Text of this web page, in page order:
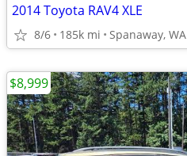
2014 Toyota RAV4 XLE
8/6 185k mi Spanaway, WA
$8,999